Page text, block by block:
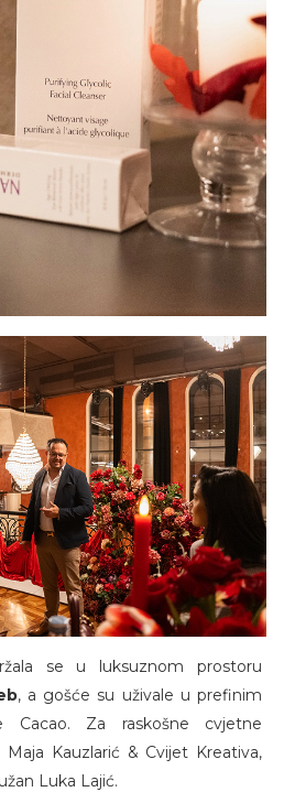
se u luksuznom prostoru
, a gošće su uživale u prefinim
Cacao. Za raskošne cvjetne
Kauzlarić & Cvijet Kreativa,
Luka Lajić.